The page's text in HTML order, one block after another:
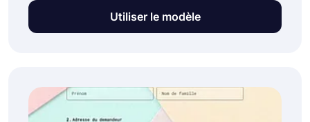
demande de stock facile à utiliser avec de
nombreux thèmes attrayants. Une fois que vous
sur le bouton "Utiliser le modèle" et de
commencer.
Utiliser le modèle